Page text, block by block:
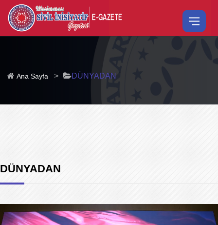
Ana Sayfa > DÜNYADAN
DÜNYADAN